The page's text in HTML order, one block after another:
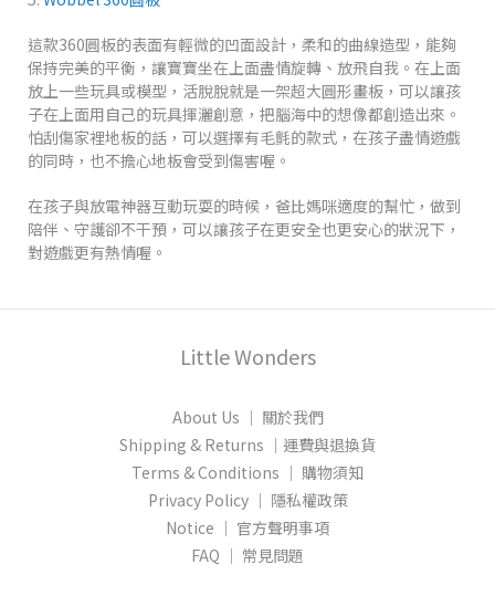
這款360圓板的表面有輕微的凹面設計，柔和的曲線造型，能夠
保持完美的平衡，讓寶寶坐在上面盡情旋轉、放飛自我。在上面
放上一些玩具或模型，活脫脫就是一架超大圓形畫板，可以讓孩
子在上面用自己的玩具揮灑創意，把腦海中的想像都創造出來。
怕刮傷家裡地板的話，可以選擇有毛氈的款式，在孩子盡情遊戲
的同時，也不擔心地板會受到傷害喔。
在孩子與放電神器互動玩耍的時候，爸比媽咪適度的幫忙，做到
陪伴、守護卻不干預，可以讓孩子在更安全也更安心的狀況下，
對遊戲更有熱情喔。
Little Wonders
About Us │ 關於我們
Shipping & Returns │運費與退換貨
Terms & Conditions │ 購物須知
Privacy Policy │ 隱私權政策
Notice │ 官方聲明事項
FAQ │ 常見問題